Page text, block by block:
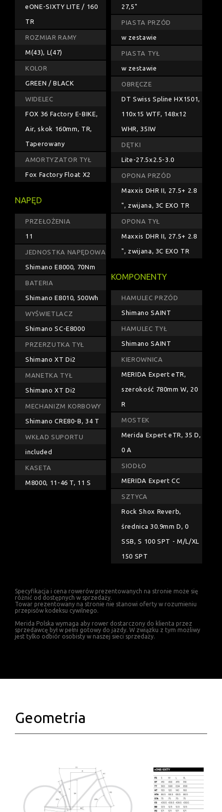
eONE-SIXTY LITE / 160
TR
ROZMIAR RAMY
M(43), L(47)
KOLOR
GREEN / BLACK
WIDELEC
FOX 36 Factory E-BIKE,
Air, skok 160mm, TR,
Taperowany
AMORTYZATOR TYŁ
Fox Factory Float X2
NAPĘD
PRZEŁOŻENIA
11
JEDNOSTKA NAPĘDOWA
Shimano E8000, 70Nm
BATERIA
Shimano E8010, 500Wh
WYŚWIETLACZ
Shimano SC-E8000
PRZERZUTKA TYŁ
Shimano XT Di2
MANETKA TYŁ
Shimano XT Di2
MECHANIZM KORBOWY
Shimano CRE80-B, 34 T
WKŁAD SUPORTU
included
KASETA
M8000, 11-46 T, 11 S
27,5"
PIASTA PRZÓD
w zestawie
PIASTA TYŁ
w zestawie
OBRĘCZE
DT Swiss Spline HX1501,
110x15 WTF, 148x12
WHR, 35IW
DĘTKI
Lite-27.5x2.5-3.0
OPONA PRZÓD
Maxxis DHR II, 27.5+ 2.8
", zwijana, 3C EXO TR
OPONA TYŁ
Maxxis DHR II, 27.5+ 2.8
", zwijana, 3C EXO TR
KOMPONENTY
HAMULEC PRZÓD
Shimano SAINT
HAMULEC TYŁ
Shimano SAINT
KIEROWNICA
MERIDA Expert eTR,
szerokość 780mm W, 20
R
MOSTEK
Merida Expert eTR, 35 D,
0 A
SIODŁO
MERIDA Expert CC
SZTYCA
Rock Shox Reverb,
średnica 30.9mm D, 0
SSB, S 100 SPT - M/L/XL
150 SPT
Specyfikacja i cena rowerów prezentowanych na stronie może się
różnić od dostępnych w sprzedaży.
Towar prezentowany na stronie nie stanowi oferty w rozumieniu
przepisów kodeksu cywilnego.
Merida Polska wymaga aby rower dostarczony do klienta przez
sprzedawcę był w pełni gotowy do jazdy. W związku z tym możliwy
jest tylko odbiór osobisty w naszej sieci sprzedaży.
Geometria